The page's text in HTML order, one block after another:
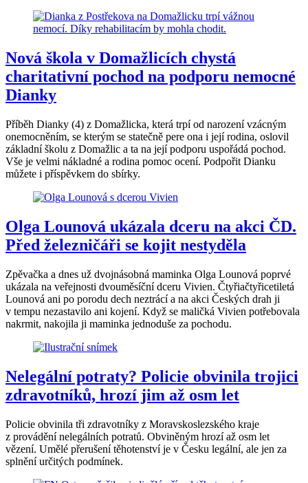
Nová škola v Domažlicích chystá
charitativní pochod na podporu nemocné
Dianky
Příběh Dianky (4) z Domažlicka, která trpí od narození vzácným
onemocněním, se kterým se statečně pere ona i její rodina, oslovil
základní školu z Domažlic a ta na její podporu uspořádá pochod.
Vše je velmi nákladné a rodina pomoc ocení. Podpořit Dianku
můžete i příspěvkem do sbírky.
Olga Lounová ukázala dceru na akci ČD.
Před železničáři se kojit nestyděla
Zpěvačka a dnes už dvojnásobná maminka Olga Lounová poprvé
ukázala na veřejnosti dvouměsíční dceru Vivien. Čtyřiačtyřicetiletá
Lounová ani po porodu dech neztrácí a na akci Českých drah ji
v tempu nezastavilo ani kojení. Když se maličká Vivien potřebovala
nakrmit, nakojila ji maminka jednoduše za pochodu.
Nelegální potraty? Policie obvinila trojici
zdravotníků, hrozí jim až osm let
Policie obvinila tři zdravotníky z Moravskoslezského kraje
z provádění nelegálních potratů. Obviněným hrozí až osm let
vězení. Umělé přerušení těhotenství je v Česku legální, ale jen za
splnění určitých podmínek.